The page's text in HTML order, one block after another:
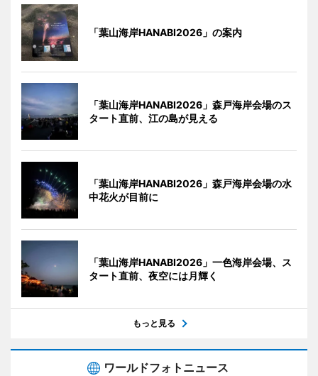
「葉山海岸HANABI2026」の案内
「葉山海岸HANABI2026」森戸海岸会場のス
タート直前、江の島が見える
「葉山海岸HANABI2026」森戸海岸会場の水
中花火が目前に
「葉山海岸HANABI2026」一色海岸会場、ス
タート直前、夜空には月輝く
もっと見る
ワールドフォトニュース